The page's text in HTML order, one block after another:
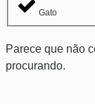
Gato
Parece que não
procurando.